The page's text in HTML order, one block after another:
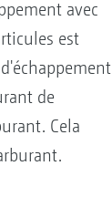
avec
est
de
Cela